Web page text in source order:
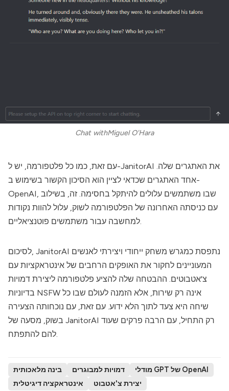
Chat withMiguel O'Hara
עם זאת, כמו כל פלטפורמה, יש ל-JanitorAI
אחד האתגרים שכדאי לציין הוא הסיכון הקשור בשימוש ב-
OpenAI, שבו משתמשים עלולים להיתקל בחסימה. זה, בשילוב
עם כניסתה האחרונה של הפלטפורמה לשוק, עלול להוות נקודות
JanitorAI
המעוניינים לחקור את האופקים הרחבים של אינטראקציות עם
צ'אטבוטים. ההבטחה שלה להציע פלטפורמה ליצירת דמויות
בדיוניות NSFW אינה רק שירות, אלא הזמנה לעולם שבו כל
שיחה היא צעד לתוך הלא ידוע. עם זאת, עם נוכחותה הצעירה
JanitorAI
בינה מלאכותית דמויות למבוגרים
מודלי GPT של OpenAI
אינטראקציה דיגיטלית
יצירת צ'אטבוט